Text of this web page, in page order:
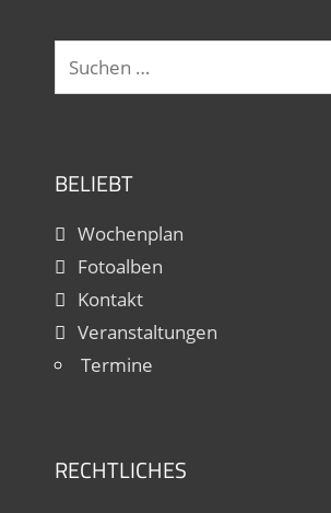
Suchen
nach:
BELIEBT
Wochenplan
Fotoalben
Kontakt
Veranstaltungen
Termine
RECHTLICHES